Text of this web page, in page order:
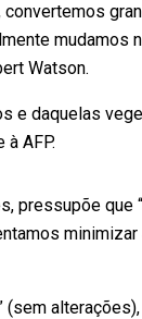
mudamos
Watson.
e daquelas
AFP.
pressupõe que
minimizar